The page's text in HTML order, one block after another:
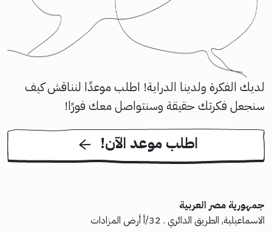
لديك الفكرة ولدينا الدراية! اطلب موعدًا لنناقش كيف
سنجعل فكرتك حقيقة وسنتواصل معك فورًا!
!اطلب موعد الآن
جمهورية مصر العربية
الاسماعيلية, الطريق الدائري . 32/أ أرض المزادات